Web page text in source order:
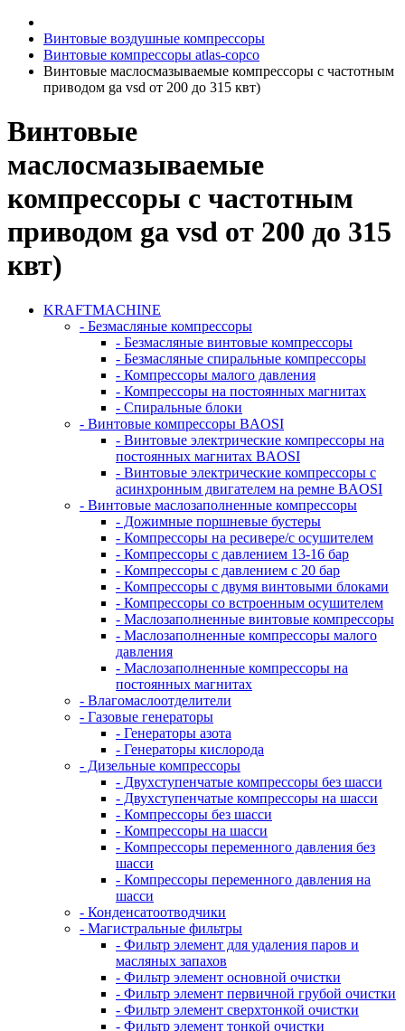
Винтовые воздушные компрессоры
Винтовые компрессоры atlas-copco
Винтовые маслосмазываемые компрессоры с частотным
приводом ga vsd от 200 до 315 квт)
Винтовые
маслосмазываемые
компрессоры с частотным
приводом ga vsd от 200 до 315
квт)
KRAFTMACHINE
- Безмасляные компрессоры
- Безмасляные винтовые компрессоры
- Безмасляные спиральные компрессоры
- Компрессоры малого давления
- Компрессоры на постоянных магнитах
- Спиральные блоки
- Винтовые компрессоры BAOSI
- Винтовые электрические компрессоры на
постоянных магнитах BAOSI
- Винтовые электрические компрессоры с
асинхронным двигателем на ремне BAOSI
- Винтовые маслозаполненные компрессоры
- Дожимные поршневые бустеры
- Компрессоры на ресивере/с осушителем
- Компрессоры с давлением 13-16 бар
- Компрессоры с давлением с 20 бар
- Компрессоры с двумя винтовыми блоками
- Компрессоры со встроенным осушителем
- Маслозаполненные винтовые компрессоры
- Маслозаполненные компрессоры малого
давления
- Маслозаполненные компрессоры на
постоянных магнитах
- Влагомаслоотделители
- Газовые генераторы
- Генераторы азота
- Генераторы кислорода
- Дизельные компрессоры
- Двухступенчатые компрессоры без шасси
- Двухступенчатые компрессоры на шасси
- Компрессоры без шасси
- Компрессоры на шасси
- Компрессоры переменного давления без
шасси
- Компрессоры переменного давления на
шасси
- Конденсатоотводчики
- Магистральные фильтры
- Фильтр элемент для удаления паров и
масляных запахов
- Фильтр элемент основной очистки
- Фильтр элемент первичной грубой очистки
- Фильтр элемент сверхтонкой очистки
- Фильтр элемент тонкой очистки